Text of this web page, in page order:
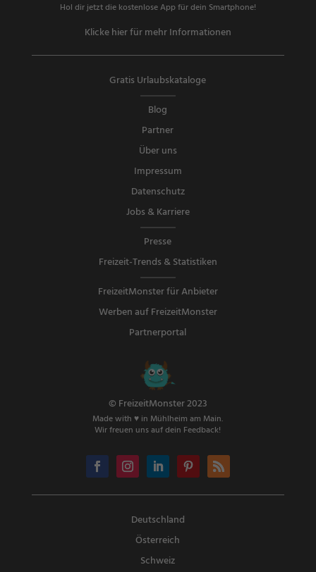
Hol dir jetzt die kostenlose App für dein Smartphone!
Klicke hier für mehr Informationen
Gratis Urlaubskataloge
Blog
Partner
Über uns
Impressum
Datenschutz
Jobs & Karriere
Presse
Freizeit-Trends & Statistiken
FreizeitMonster für Anbieter
Werben auf FreizeitMonster
Partnerportal
© FreizeitMonster 2023
Made with ♥ in Mühlheim am Main.
Wir freuen uns auf dein Feedback!
Deutschland
Österreich
Schweiz